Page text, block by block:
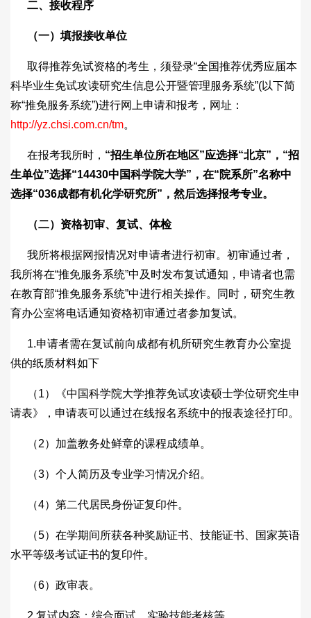
二、接收程序
（一）填报接收单位
取得推荐免试资格的考生，须登录“全国推荐优秀应届本
科毕业生免试攻读研究生信息公开暨管理服务系统”(以下简
称“推免服务系统”)进行网上申请和报考，网址：
http://yz.chsi.com.cn/tm。
在报考我所时， “招生单位所在地区”应选择“北京” ， “招
生单位”选择“14430中国科学院大学” ，在“院系所”名称中
选择“036成都有机化学研究所” ，然后选择报考专业。
（二）资格初审、复试、体检
我所将根据网报情况对申请者进行初审。初审通过者，
我所将在“推免服务系统”中及时发布复试通知，申请者也需
在教育部“推免服务系统”中进行相关操作。同时，研究生教
育办公室将电话通知资格初审通过者参加复试。
1.申请者需在复试前向成都有机所研究生教育办公室提
供的纸质材料如下
（1）《中国科学院大学推荐免试攻读硕士学位研究生申
请表》，申请表可以通过在线报名系统中的报表途径打印。
（2）加盖教务处鲜章的课程成绩单。
（3）个人简历及专业学习情况介绍。
（4）第二代居民身份证复印件。
（5）在学期间所获各种奖励证书、技能证书、国家英语
水平等级考试证书的复印件。
（6）政审表。
2.复试内容：综合面试、实验技能考核等。